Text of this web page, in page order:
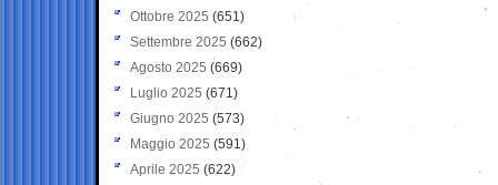
Ottobre 2025 (651)
Settembre 2025 (662)
Agosto 2025 (669)
Luglio 2025 (671)
Giugno 2025 (573)
Maggio 2025 (591)
Aprile 2025 (622)